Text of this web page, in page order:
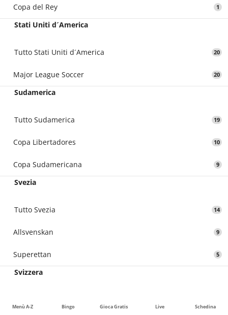
Copa del Rey 1
Stati Uniti d´America
Tutto Stati Uniti d´America 20
Major League Soccer 20
Sudamerica
Tutto Sudamerica 19
Copa Libertadores 10
Copa Sudamericana 9
Svezia
Tutto Svezia 14
Allsvenskan 9
Superettan 5
Svizzera
Menù A-Z Bingo Gioca Gratis Live Schedina